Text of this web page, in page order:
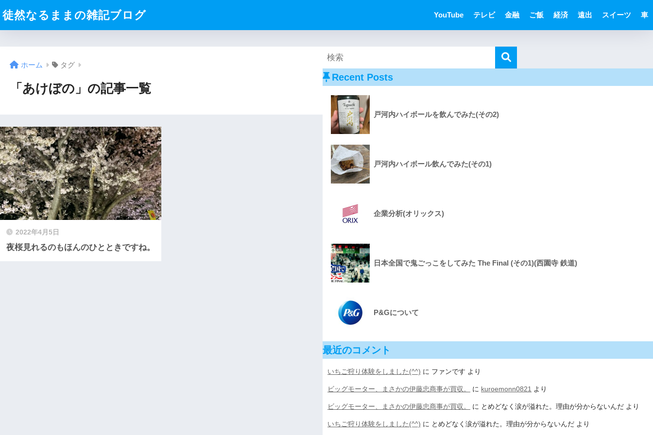
徒然なるままの雑記ブログ YouTube テレビ 金融 ご飯 経済 遠出 スイーツ 車
ホーム タグ
「あけぼの」の記事一覧
2022年4月5日
夜桜見れるのもほんのひとときですね。
Recent Posts
戸河内ハイボールを飲んでみた(その2)
戸河内ハイボール飲んでみた(その1)
企業分析(オリックス)
日本全国で鬼ごっこをしてみた The Final (その1)(西園寺 鉄道)
P&Gについて
最近のコメント
いちご狩り体験をしました(^^) に ファンです より
ビッグモーター、まさかの伊藤忠商事が買収。 に kuroemonn0821 より
ビッグモーター、まさかの伊藤忠商事が買収。 に とめどなく涙が溢れた。理由が分からないんだ より
いちご狩り体験をしました(^^) に とめどなく涙が溢れた。理由が分からないんだ より